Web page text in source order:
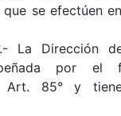
se efectúen
La Dirección
por el
Art. 85° y